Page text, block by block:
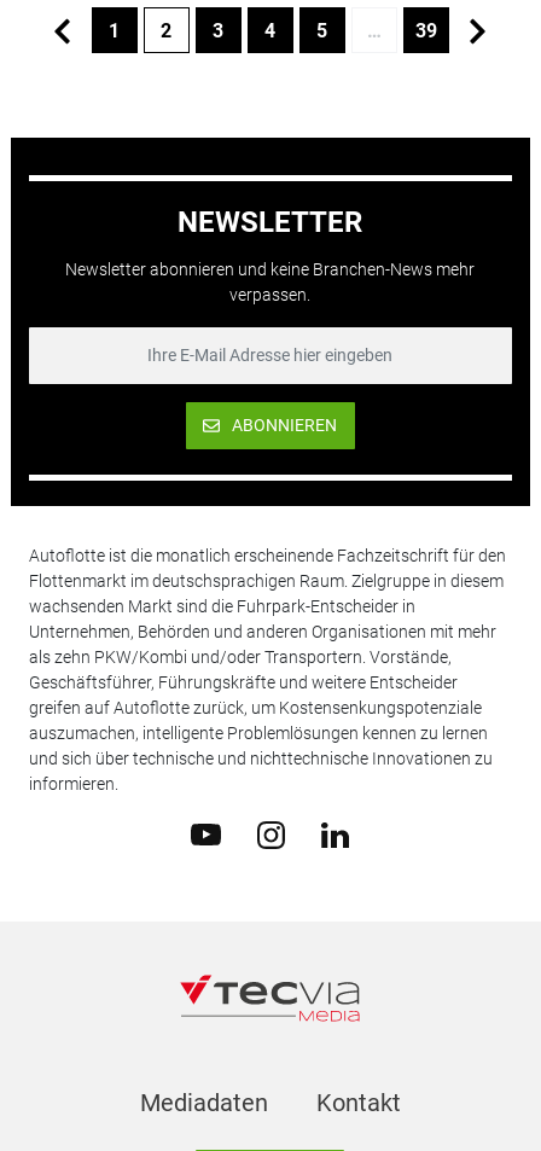
1 2 3 4 5 … 39
NEWSLETTER
Newsletter abonnieren und keine Branchen-News mehr
verpassen.
ABONNIEREN
Autoflotte ist die monatlich erscheinende Fachzeitschrift für den
Flottenmarkt im deutschsprachigen Raum. Zielgruppe in diesem
wachsenden Markt sind die Fuhrpark-Entscheider in
Unternehmen, Behörden und anderen Organisationen mit mehr
als zehn PKW/Kombi und/oder Transportern. Vorstände,
Geschäftsführer, Führungskräfte und weitere Entscheider
greifen auf Autoflotte zurück, um Kostensenkungspotenziale
auszumachen, intelligente Problemlösungen kennen zu lernen
und sich über technische und nichttechnische Innovationen zu
informieren.
Mediadaten Kontakt